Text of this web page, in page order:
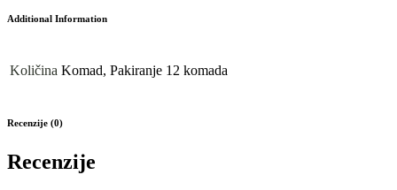
Additional Information
Količina Komad, Pakiranje 12 komada
Recenzije (0)
Recenzije